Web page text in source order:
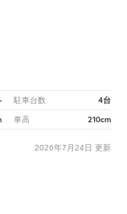
- 駐車台数 4台
車高 210cm
2026年7月24日 更新